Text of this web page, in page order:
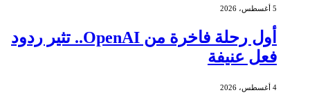
5 أغسطس، 2026
أول رحلة فاخرة من OpenAI.. تثير ردود
فعل عنيفة
4 أغسطس، 2026